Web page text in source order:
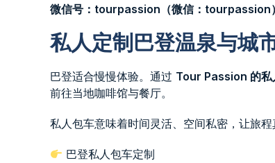
微信号：tourpassion（微信：tourpassion）
私人定制巴登温泉与城
巴登适合慢慢体验。通过 Tour Passion 的私
前往当地咖啡馆与餐厅。
私人包车意味着时间灵活、空间私密，让旅程
巴登私人包车定制